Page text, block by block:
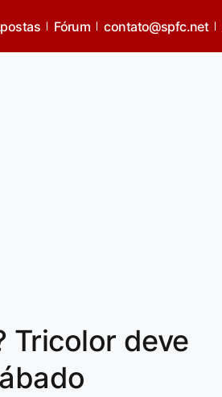
Fórum contato@spfc.net
Tricolor deve